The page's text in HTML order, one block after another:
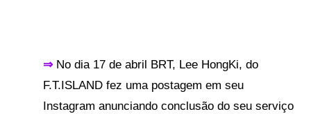
⇒ No dia 17 de abril BRT, Lee HongKi, do
F.T.ISLAND fez uma postagem em seu
Instagram anunciando conclusão do seu serviço